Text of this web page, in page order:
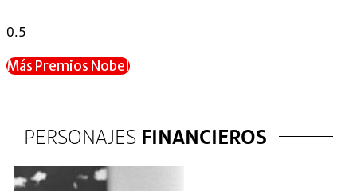
Más Premios Nobel
PERSONAJES FINANCIEROS